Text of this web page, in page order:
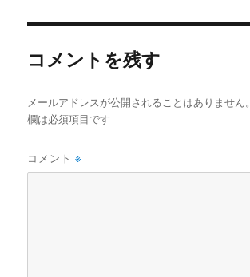
コメントを残す
メールアドレスが公開されることはありません。
欄は必須項目です
コメント※